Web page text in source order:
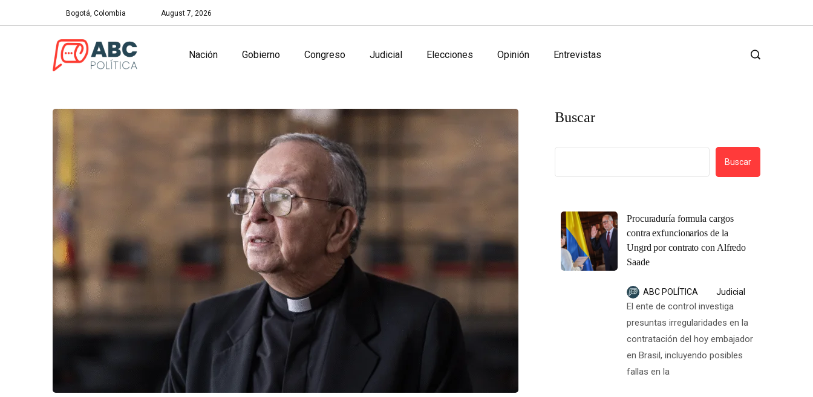
Bogotá, Colombia August 7, 2026
Nación Gobierno Congreso Judicial Elecciones Opinión Entrevistas
Buscar
Buscar
Procuraduría formula cargos
contra exfuncionarios de la
Ungrd por contrato con Alfredo
Saade
ABC POLÍTICA Judicial
El ente de control investiga
presuntas irregularidades en la
contratación del hoy embajador
en Brasil, incluyendo posibles
fallas en la